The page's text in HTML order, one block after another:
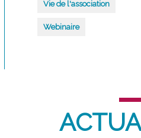
Vie de l'association
Webinaire